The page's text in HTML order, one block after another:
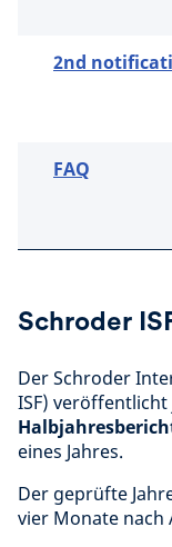
2nd
FAQ
Schroder
Der Schroder
ISF)
eines Jahres.
Der geprüfte
vier Monate nach